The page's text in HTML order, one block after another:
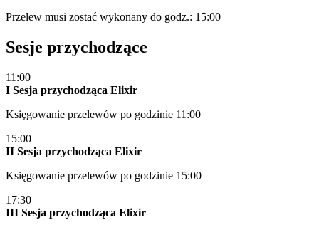
Przelew musi zostać wykonany do godz.: 15:00
Sesje przychodzące
11:00
I Sesja przychodząca Elixir
Księgowanie przelewów po godzinie 11:00
15:00
II Sesja przychodząca Elixir
Księgowanie przelewów po godzinie 15:00
17:30
III Sesja przychodząca Elixir